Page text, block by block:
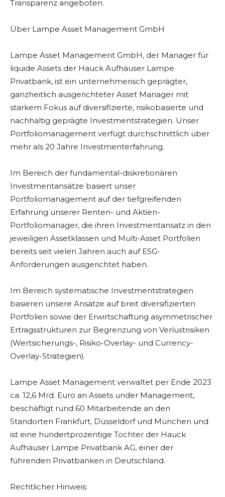
Transparenz angeboten.
Über Lampe Asset Management GmbH
Lampe Asset Management GmbH, der Manager für
liquide Assets der Hauck Aufhäuser Lampe
Privatbank, ist ein unternehmerisch geprägter,
ganzheitlich ausgerichteter Asset Manager mit
starkem Fokus auf diversifizierte, risikobasierte und
nachhaltig geprägte Investmentstrategien. Unser
Portfoliomanagement verfügt durchschnittlich über
mehr als 20 Jahre Investmenterfahrung.
Im Bereich der fundamental-diskretionären
Investmentansätze basiert unser
Portfoliomanagement auf der tiefgreifenden
Erfahrung unserer Renten- und Aktien-
Portfoliomanager, die ihren Investmentansatz in den
jeweiligen Assetklassen und Multi-Asset Portfolien
bereits seit vielen Jahren auch auf ESG-
Anforderungen ausgerichtet haben.
Im Bereich systematische Investmentstrategien
basieren unsere Ansätze auf breit diversifizierten
Portfolien sowie der Erwirtschaftung asymmetrischer
Ertragsstrukturen zur Begrenzung von Verlustrisiken
(Wertsicherungs-, Risiko-Overlay- und Currency-
Overlay-Strategien).
Lampe Asset Management verwaltet per Ende 2023
ca. 12,6 Mrd. Euro an Assets under Management,
beschäftigt rund 60 Mitarbeitende an den
Standorten Frankfurt, Düsseldorf und München und
ist eine hundertprozentige Tochter der Hauck
Aufhäuser Lampe Privatbank AG, einer der
führenden Privatbanken in Deutschland.
Rechtlicher Hinweis: